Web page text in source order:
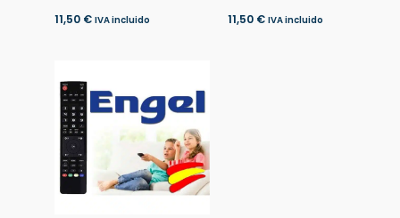
11,50 € IVA incluido 11,50 € IVA incluido